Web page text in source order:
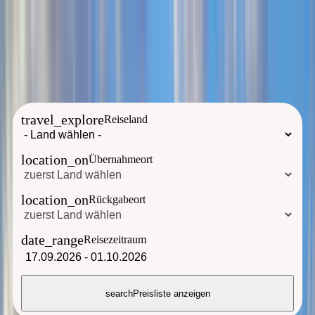
travel_exploreReiseland
location_onÜbernahmeort
location_onRückgabeort
date_rangeReisezeitraum
17.09.2026 - 01.10.2026
searchPreisliste anzeigen